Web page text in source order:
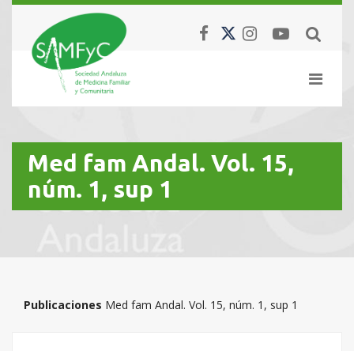
Med fam Andal. Vol. 15,
núm. 1, sup 1
Publicaciones Med fam Andal. Vol. 15, núm. 1, sup 1